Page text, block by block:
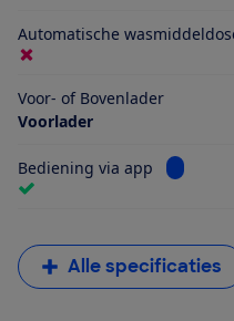
Automatische
Voor- of Bovenlader
Voorlader
Bediening via app Bekijk
Alle specificaties